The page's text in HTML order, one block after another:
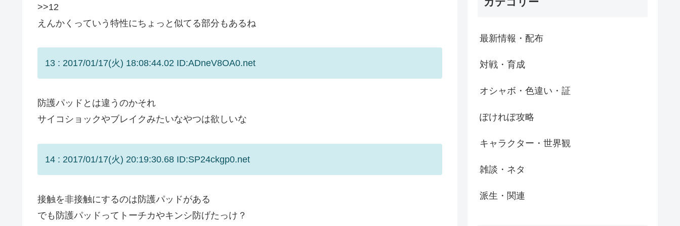
>>12
えんかくっていう特性にちょっと似てる部分もあるね
13 : 2017/01/17(火) 18:08:44.02 ID:ADneV8OA0.net
防護パッドとは違うのかそれ
サイコショックやブレイクみたいなやつは欲しいな
14 : 2017/01/17(火) 20:19:30.68 ID:SP24ckgp0.net
接触を非接触にするのは防護パッドがある
でも防護パッドってトーチカやキンシ防げたっけ？
最新情報・配布
対戦・育成
オシャボ・色違い・証
ぽけれぽ攻略
キャラクター・世界観
雑談・ネタ
派生・関連